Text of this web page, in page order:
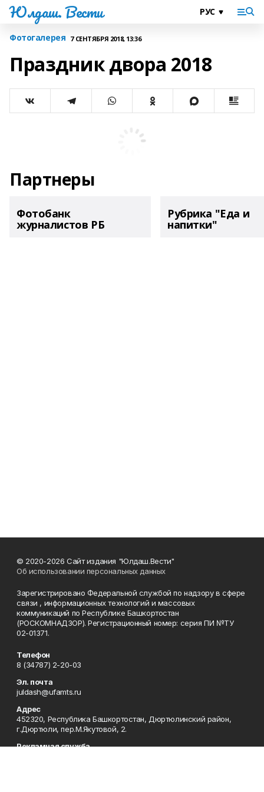
Юлдаш. Вести
Фотогалерея 7 СЕНТЯБРЯ 2018, 13:36
Праздник двора 2018
Партнеры
Фотобанк
журналистов РБ
Рубрика "Еда и
напитки"
© 2020-2026 Сайт издания "Юлдаш.Вести"
Об использовании персональных данных
Зарегистрировано Федеральной службой по надзору в сфере
связи , информационных технологий и массовых
коммуникаций по Республике Башкортостан
(РОСКОМНАДЗОР). Регистрационный номер: серия ПИ №ТУ
02-01371.
Телефон
8 (34787) 2-20-03
Эл. почта
juldash@ufamts.ru
Адрес
452320, Республика Башкортостан, Дюртюлинский район,
г.Дюртюли, пер.М.Якутовой, 2.
Рекламная служба